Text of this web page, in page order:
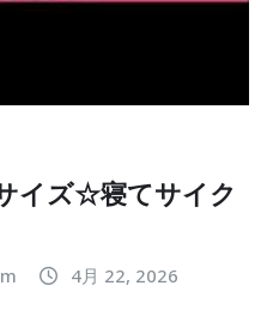
イズ☆寝てサイク
4月 22, 2026